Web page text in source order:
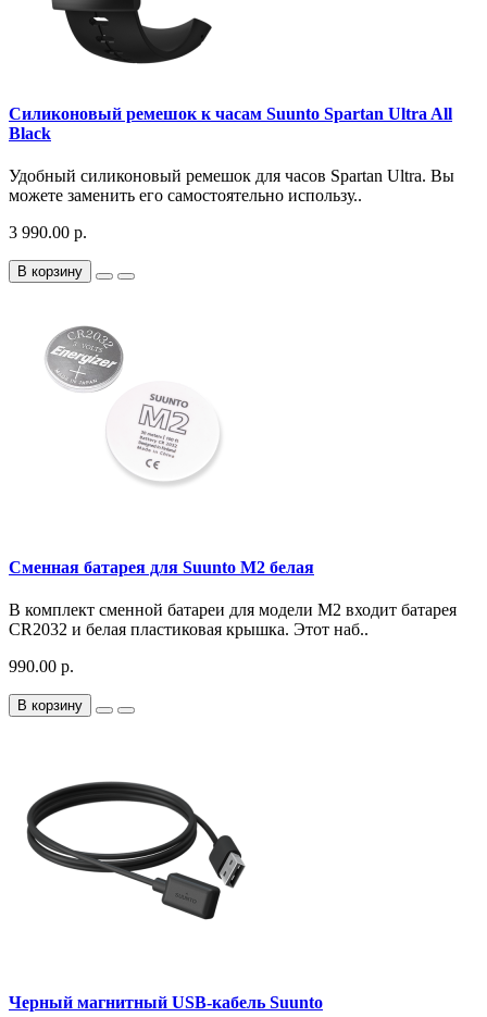
Силиконовый ремешок к часам Suunto Spartan Ultra All
Black
Удобный силиконовый ремешок для часов Spartan Ultra. Вы
можете заменить его самостоятельно использу..
3 990.00 р.
В корзину
Сменная батарея для Suunto M2 белая
В комплект сменной батареи для модели M2 входит батарея
CR2032 и белая пластиковая крышка. Этот наб..
990.00 р.
В корзину
Черный магнитный USB-кабель Suunto